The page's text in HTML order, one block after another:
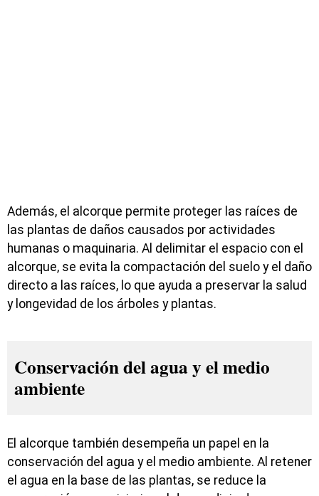
Además, el alcorque permite proteger las raíces de
las plantas de daños causados por actividades
humanas o maquinaria. Al delimitar el espacio con el
alcorque, se evita la compactación del suelo y el daño
directo a las raíces, lo que ayuda a preservar la salud
y longevidad de los árboles y plantas.
Conservación del agua y el medio
ambiente
El alcorque también desempeña un papel en la
conservación del agua y el medio ambiente. Al retener
el agua en la base de las plantas, se reduce la